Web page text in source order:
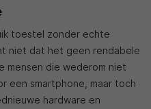
toestel zonder echte
niet dat het geen rendabele
mensen die wederom niet
een smartphone, maar toch
hardware en